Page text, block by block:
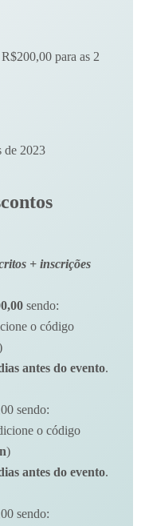
para as 2
de 2023
+ inscrições
sendo:
o código
antes do evento.
sendo:
o código
)
antes do evento.
sendo: